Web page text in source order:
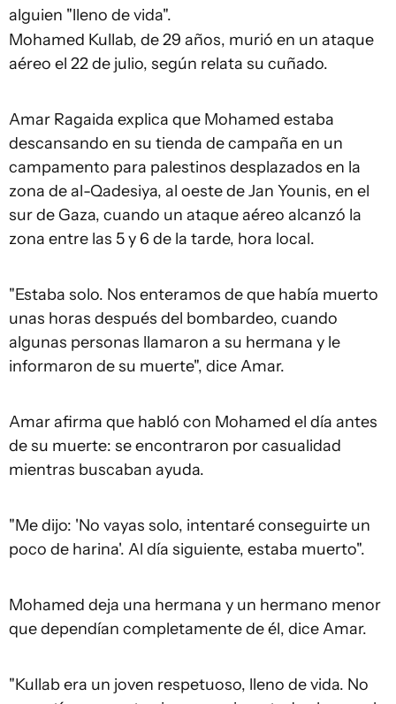
alguien "lleno de vida".
Mohamed Kullab, de 29 años, murió en un ataque
aéreo el 22 de julio, según relata su cuñado.
Amar Ragaida explica que Mohamed estaba
descansando en su tienda de campaña en un
campamento para palestinos desplazados en la
zona de al-Qadesiya, al oeste de Jan Younis, en el
sur de Gaza, cuando un ataque aéreo alcanzó la
zona entre las 5 y 6 de la tarde, hora local.
"Estaba solo. Nos enteramos de que había muerto
unas horas después del bombardeo, cuando
algunas personas llamaron a su hermana y le
informaron de su muerte", dice Amar.
Amar afirma que habló con Mohamed el día antes
de su muerte: se encontraron por casualidad
mientras buscaban ayuda.
"Me dijo: 'No vayas solo, intentaré conseguirte un
poco de harina'. Al día siguiente, estaba muerto".
Mohamed deja una hermana y un hermano menor
que dependían completamente de él, dice Amar.
"Kullab era un joven respetuoso, lleno de vida. No